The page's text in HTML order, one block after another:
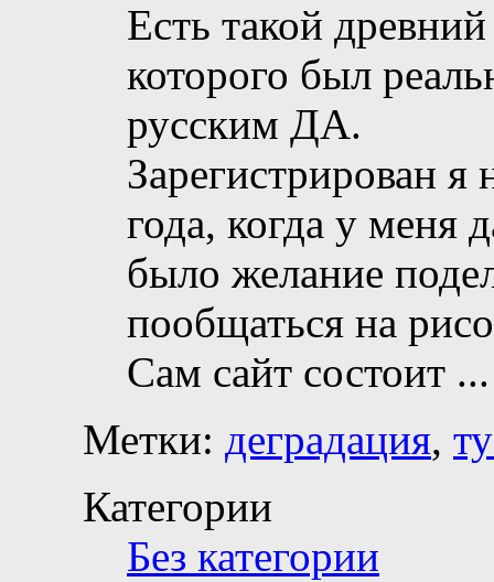
Есть такой
которого был
русским ДА.
Зарегистрирован
года, когда у меня
было желание
пообщаться на
Сам сайт состоит ...
Метки: деградация,
Категории
Без категории